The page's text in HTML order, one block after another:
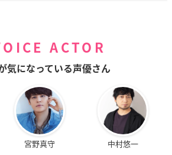
ACTOR
気になっている声優さん
宮野真守 中村悠一